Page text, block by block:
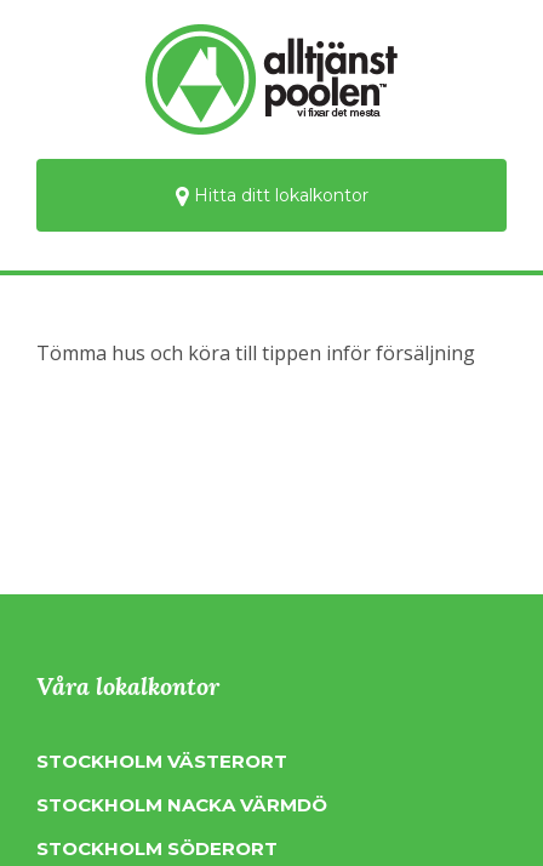
Hitta ditt lokalkontor
Tömma hus och köra till tippen inför försäljning
Våra lokalkontor
STOCKHOLM VÄSTERORT
STOCKHOLM NACKA VÄRMDÖ
STOCKHOLM SÖDERORT